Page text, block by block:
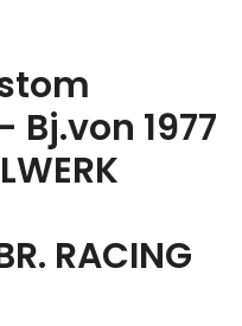
1977
RACING